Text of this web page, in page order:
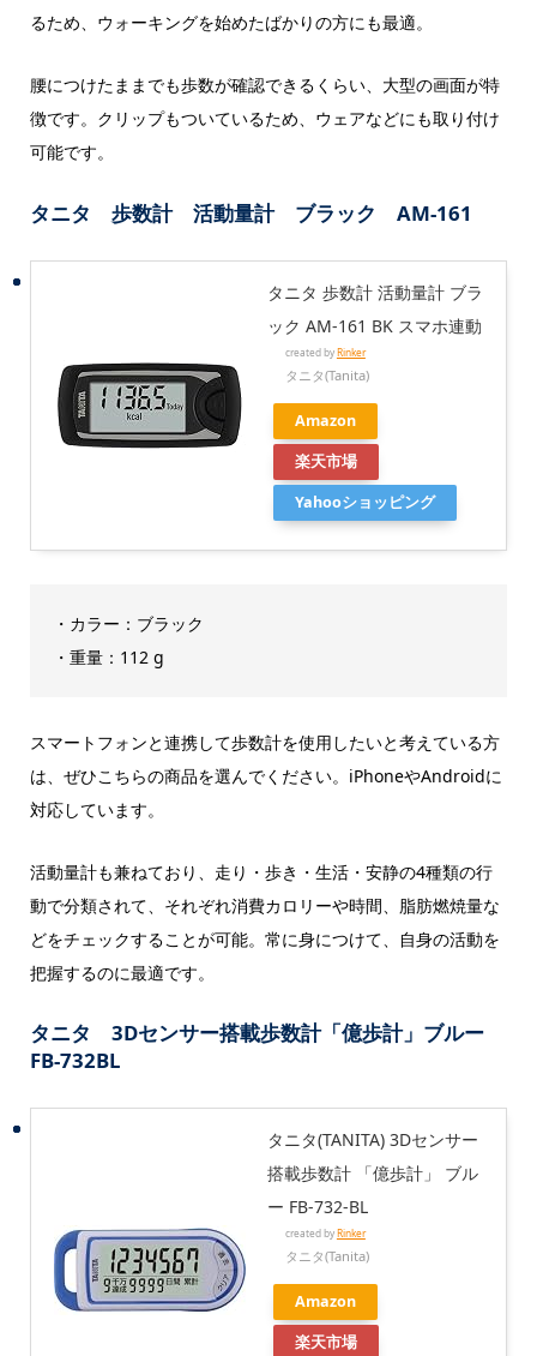
るため、ウォーキングを始めたばかりの方にも最適。
腰につけたままでも歩数が確認できるくらい、大型の画面が特
徴です。クリップもついているため、ウェアなどにも取り付け
可能です。
タニタ 歩数計 活動量計 ブラック AM-161
タニタ 歩数計 活動量計 ブラ
ック AM-161 BK スマホ連動
created byRinker
タニタ(Tanita)
Amazon
楽天市場
Yahooショッピング
・カラー：ブラック
・重量：112 g
スマートフォンと連携して歩数計を使用したいと考えている方
は、ぜひこちらの商品を選んでください。iPhoneやAndroidに
対応しています。
活動量計も兼ねており、走り・歩き・生活・安静の4種類の行
動で分類されて、それぞれ消費カロリーや時間、脂肪燃焼量な
どをチェックすることが可能。常に身につけて、自身の活動を
把握するのに最適です。
タニタ 3Dセンサー搭載歩数計「億歩計」ブルー
FB-732BL
タニタ(TANITA) 3Dセンサー
搭載歩数計 「億歩計」 ブル
ー FB-732-BL
created byRinker
タニタ(Tanita)
Amazon
楽天市場